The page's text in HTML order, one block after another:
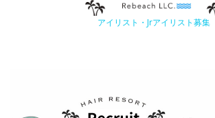
アイリスト・Jrアイリスト募集